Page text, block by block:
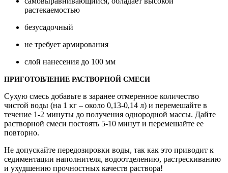
растекаемостью
безусадочный
не требует армирования
слой нанесения до 100 мм
ПРИГОТОВЛЕНИЕ РАСТВОРНОЙ СМЕСИ
Сухую смесь добавьте в заранее отмеренное количество
чистой воды (на 1 кг – около 0,13-0,14 л) и перемешайте в
течение 1-2 минуты до получения однородной массы. Дайте
растворной смеси постоять 5-10 минут и перемешайте ее
повторно.
Не допускайте передозировки воды, так как это приводит к
седиментации наполнителя, водоотделению, растрескиванию
и ухудшению прочностных качеств раствора!